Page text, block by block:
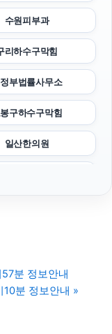
수원피부과
리하수구막힘
부법률사무소
구하수구막힘
일산한의원
동탄피부과
분 정보안내
분 정보안내 »